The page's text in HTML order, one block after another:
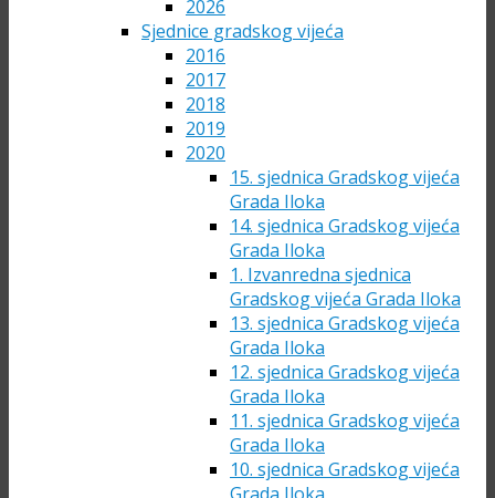
2026
Sjednice gradskog vijeća
2016
2017
2018
2019
2020
15. sjednica Gradskog vijeća
Grada Iloka
14. sjednica Gradskog vijeća
Grada Iloka
1. Izvanredna sjednica
Gradskog vijeća Grada Iloka
13. sjednica Gradskog vijeća
Grada Iloka
12. sjednica Gradskog vijeća
Grada Iloka
11. sjednica Gradskog vijeća
Grada Iloka
10. sjednica Gradskog vijeća